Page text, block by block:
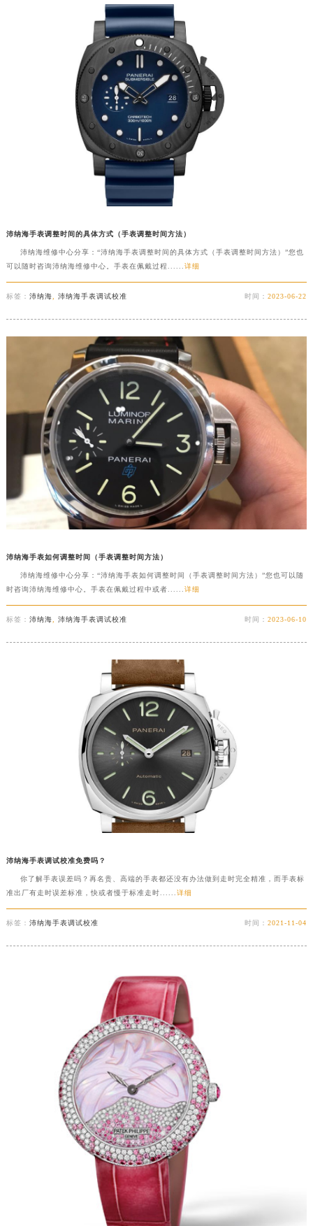
沛纳海手表调整时间的具体方式（手表调整时间方法）
沛纳海维修中心分享：“沛纳海手表调整时间的具体方式（手表调整时间方法）”您也
可以随时咨询沛纳海维修中心。手表在佩戴过程...... 详细
标签： 沛纳海 沛纳海手表调试校准 时间：2023-06-22
沛纳海手表如何调整时间（手表调整时间方法）
沛纳海维修中心分享：“沛纳海手表如何调整时间（手表调整时间方法）”您也可以随
时咨询沛纳海维修中心。手表在佩戴过程中或者...... 详细
标签： 沛纳海 沛纳海手表调试校准 时间：2023-06-10
沛纳海手表调试校准免费吗？
你了解手表误差吗？再名贵、高端的手表都还没有办法做到走时完全精准，而手表标
准出厂有走时误差标准，快或者慢于标准走时...... 详细
标签： 沛纳海手表调试校准 时间：2021-11-04
立即预约
提前预约免排队，到店即享服务
预约时间有变无需取消，可随时重新预约